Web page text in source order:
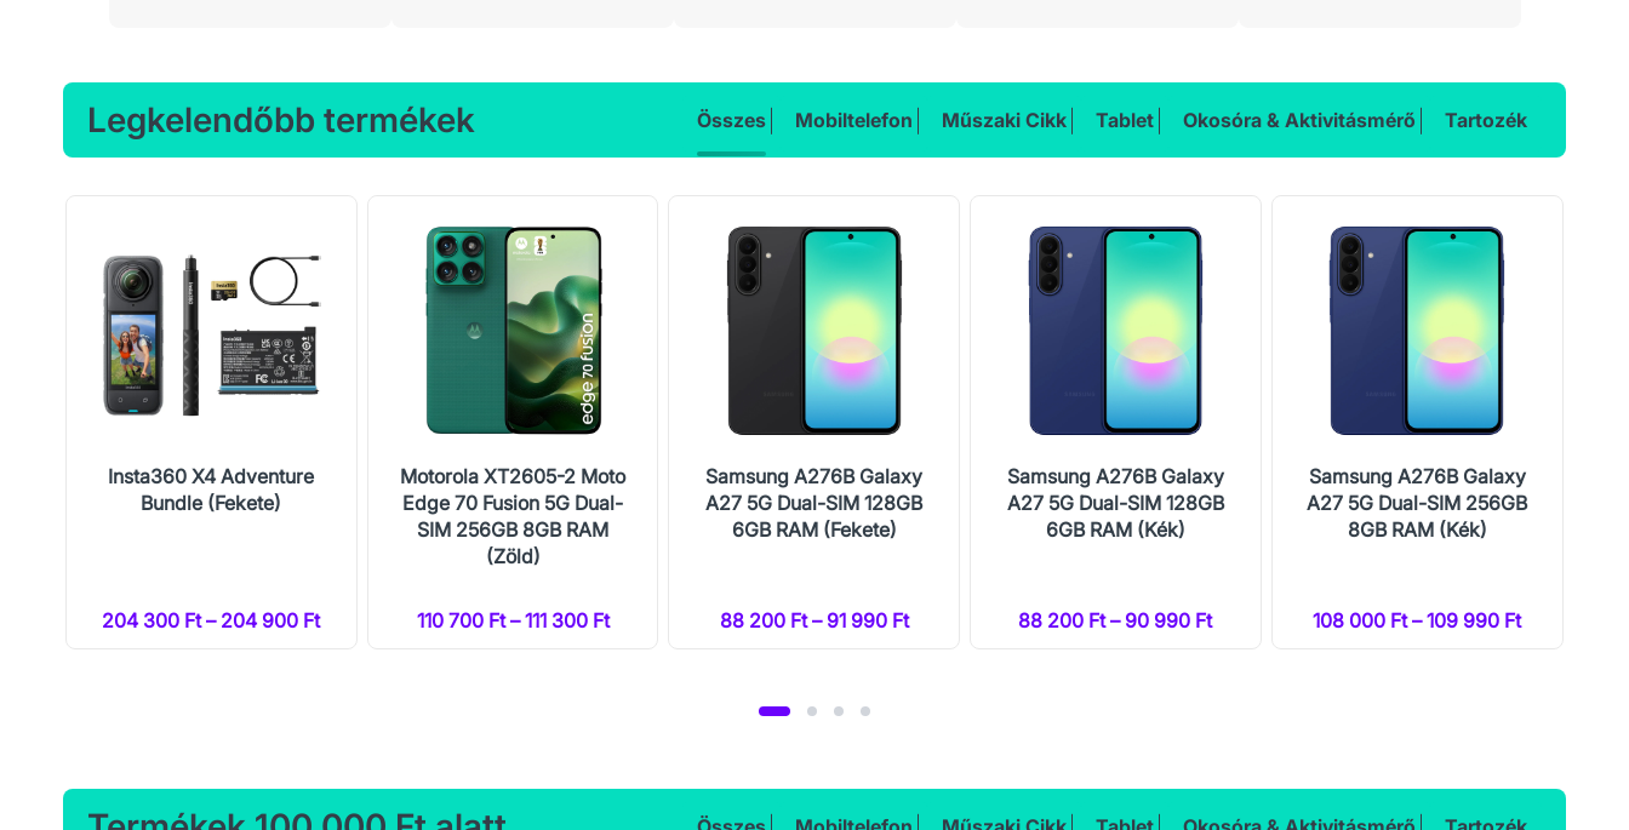
Legkelendőbb termékek Összes Mobiltelefon Műszaki Cikk Tablet Okosóra & Aktivitásmérő Tartozék
Insta360 X4 Adventure
Bundle (Fekete)
204 300 Ft – 204 900 Ft
Motorola XT2605-2 Moto
Edge 70 Fusion 5G Dual-
SIM 256GB 8GB RAM
(Zöld)
110 700 Ft – 111 300 Ft
Samsung A276B Galaxy
A27 5G Dual-SIM 128GB
6GB RAM (Fekete)
88 200 Ft – 91 990 Ft
Samsung A276B Galaxy
A27 5G Dual-SIM 128GB
6GB RAM (Kék)
88 200 Ft – 90 990 Ft
Samsung A276B Galaxy
A27 5G Dual-SIM 256GB
8GB RAM (Kék)
108 000 Ft – 109 990 Ft